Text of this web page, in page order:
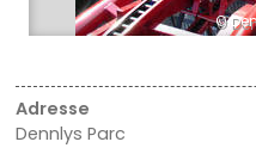
©
Adresse
Dennlys Parc